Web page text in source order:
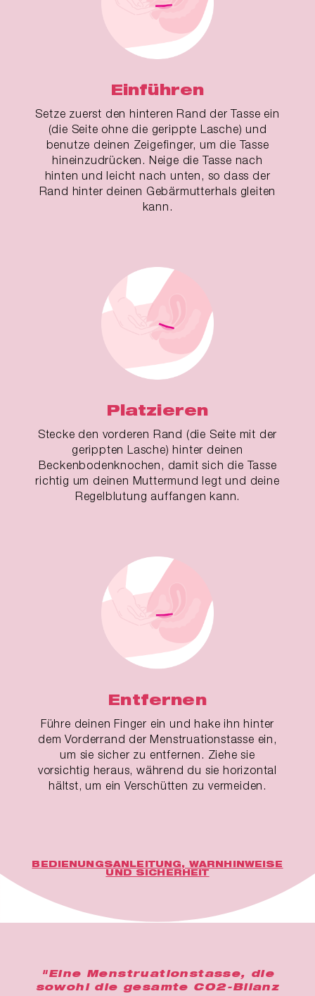
Einführen
Setze zuerst den hinteren Rand der Tasse ein
(die Seite ohne die gerippte Lasche) und
benutze deinen Zeigefinger, um die Tasse
hineinzudrücken. Neige die Tasse nach
hinten und leicht nach unten, so dass der
Rand hinter deinen Gebärmutterhals gleiten
kann.
Platzieren
Stecke den vorderen Rand (die Seite mit der
gerippten Lasche) hinter deinen
Beckenbodenknochen, damit sich die Tasse
richtig um deinen Muttermund legt und deine
Regelblutung auffangen kann.
Entfernen
Führe deinen Finger ein und hake ihn hinter
dem Vorderrand der Menstruationstasse ein,
um sie sicher zu entfernen. Ziehe sie
vorsichtig heraus, während du sie horizontal
hältst, um ein Verschütten zu vermeiden.
BEDIENUNGSANLEITUNG, WARNHINWEISE
UND SICHERHEIT
"Eine Menstruationstasse, die
sowohl die gesamte CO2-Bilanz